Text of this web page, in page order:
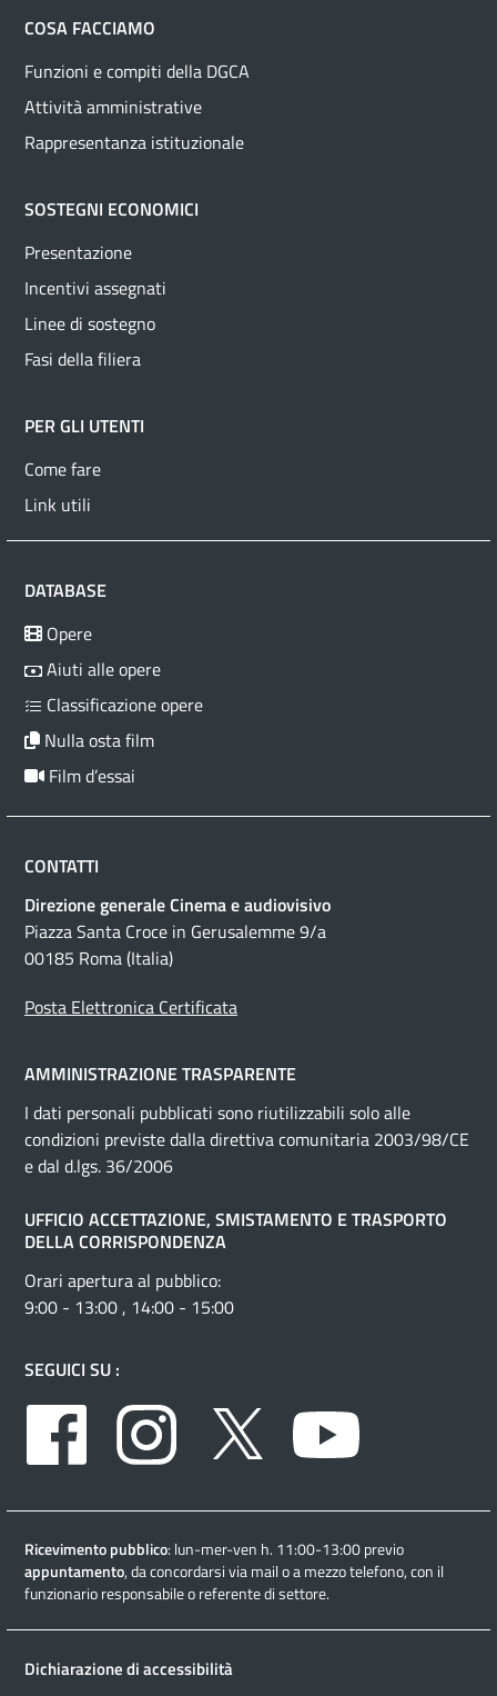
COSA FACCIAMO
Funzioni e compiti della DGCA
Attività amministrative
Rappresentanza istituzionale
SOSTEGNI ECONOMICI
Presentazione
Incentivi assegnati
Linee di sostegno
Fasi della filiera
PER GLI UTENTI
Come fare
Link utili
DATABASE
Opere
Aiuti alle opere
Classificazione opere
Nulla osta film
Film d’essai
CONTATTI
Direzione generale Cinema e audiovisivo
Piazza Santa Croce in Gerusalemme 9/a
00185 Roma (Italia)
Posta Elettronica Certificata
AMMINISTRAZIONE TRASPARENTE
I dati personali pubblicati sono riutilizzabili solo alle
condizioni previste dalla direttiva comunitaria 2003/98/CE
e dal d.lgs. 36/2006
UFFICIO ACCETTAZIONE, SMISTAMENTO E TRASPORTO
DELLA CORRISPONDENZA
Orari apertura al pubblico:
9:00 - 13:00 , 14:00 - 15:00
SEGUICI SU :
Facebook
Instagram Twitter
Ricevimento pubblico: lun-mer-ven h. 11:00-13:00 previo
appuntamento, da concordarsi via mail o a mezzo telefono, con il
funzionario responsabile o referente di settore.
Dichiarazione di accessibilità